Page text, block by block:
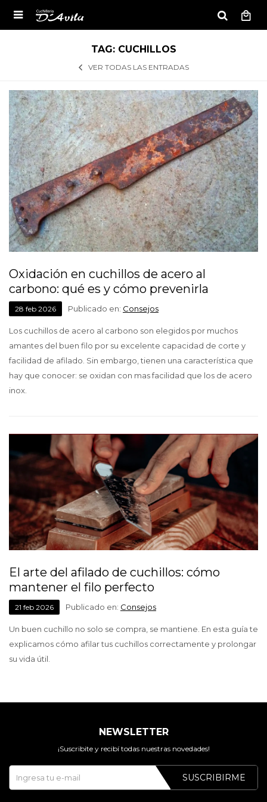

TAG: CUCHILLOS
VER TODAS LAS ENTRADAS
Oxidación en cuchillos de acero al
carbono: qué es y cómo prevenirla
28 feb 2026 Publicado en: Consejos
Los cuchillos de acero al carbono son elegidos por muchos
amantes del buen filo por su excelente capacidad de corte y
facilidad de afilado. Sin embargo, tienen una característica que
hay que conocer: se oxidan con mas facilidad que los de acero
inox.
El arte del afilado de cuchillos: cómo
mantener el filo perfecto
21 feb 2026 Publicado en: Consejos
Un buen cuchillo no solo se compra, se mantiene. En esta guía te
explicamos cómo afilar tus cuchillos correctamente y prolongar
su vida útil.
NEWSLETTER
¡Suscribite y recibí todas nuestras novedades!
SUSCRIBIRME